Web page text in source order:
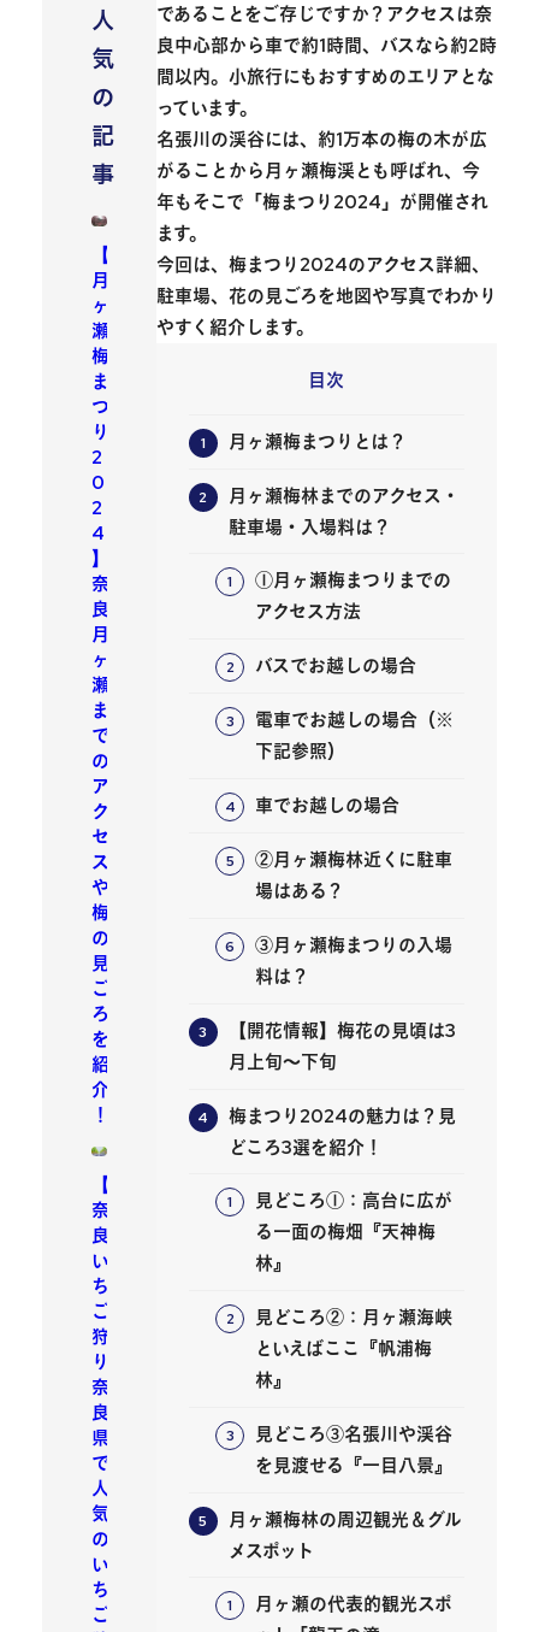
であることをご存じですか？ アクセスは奈
良中心部から車で約1時間、バスなら約2時
間以内。小旅行にもおすすめのエリアとな
っています。
名張川の渓谷には、約1万本の梅の木が広
がることから月ヶ瀬梅渓とも呼ばれ、今
年もそこで「梅まつり2024 」が開催され
ます。
今回は、梅まつり2024のアクセス詳細、
駐車場、花の見ごろを地図や写真でわかり
やすく紹介します。
目次
月ヶ瀬梅まつりとは？
月ヶ瀬梅林までのアクセス・
駐車場・入場料は？
①月ヶ瀬梅まつりまでの
アクセス方法
バスでお越しの場合
電車でお越しの場合（※
下記参照）
車でお越しの場合
②月ヶ瀬梅林近くに駐車
場はある？
③月ヶ瀬梅まつりの入場
料は？
【開花情報】梅花の見頃は3
月上旬～下旬
梅まつり2024の魅力は？見
どころ3選を紹介！
見どころ①：高台に広が
る一面の梅畑『天神梅
林』
見どころ②：月ヶ瀬海峡
といえばここ『帆浦梅
林』
見どころ③名張川や渓谷
を見渡せる『一目八景』
月ヶ瀬梅林の周辺観光＆グル
メスポット
月ヶ瀬の代表的観光スポ
人
気
の
記
事
【
月
ヶ
瀬
梅
ま
つ
り
2
0
2
4
】
奈
良
月
ヶ
瀬
ま
で
の
ア
ク
セ
ス
や
梅
の
見
ご
ろ
を
紹
介
！
【
奈
良
い
ち
ご
狩
り
奈
良
県
で
人
気
の
い
ち
ご